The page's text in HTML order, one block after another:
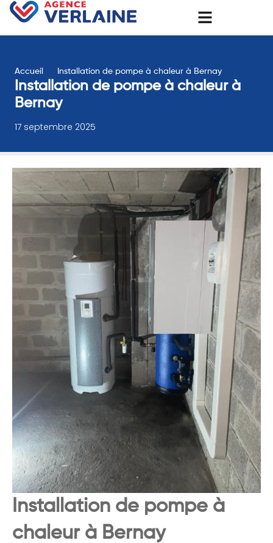
Accueil Installation de pompe à chaleur à Bernay
Installation de pompe à chaleur à
Bernay
17 septembre 2025
Installation de pompe à
chaleur à Bernay